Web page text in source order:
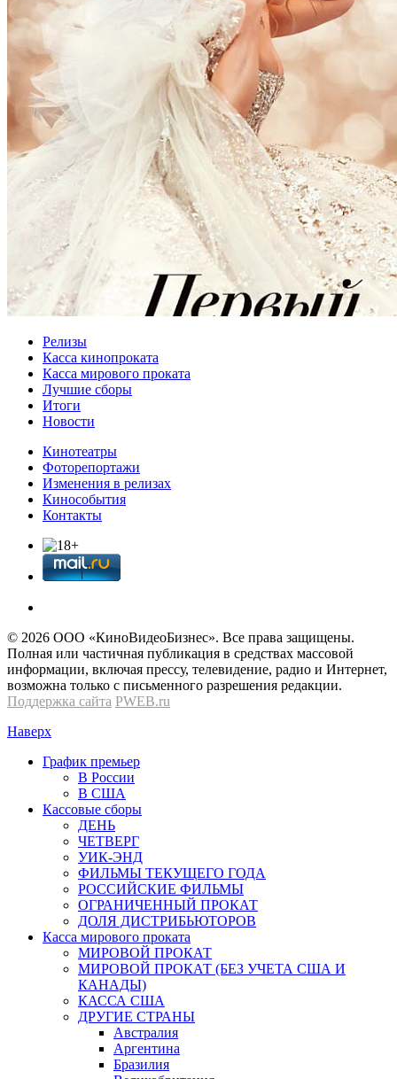
Релизы
Касса кинопроката
Касса мирового проката
Лучшие сборы
Итоги
Новости
Кинотеатры
Фоторепортажи
Изменения в релизах
Кинособытия
Контакты
© 2026 OOО «КиноВидеоБизнес». Все права защищены.
Полная или частичная публикация в средствах массовой
информации, включая прессу, телевидение, радио и Интернет,
возможна только с письменного разрешения редакции.
Поддержка сайта PWEB.ru
Наверх
График премьер
В России
В США
Кассовые сборы
ДЕНЬ
ЧЕТВЕРГ
УИК-ЭНД
ФИЛЬМЫ ТЕКУЩЕГО ГОДА
РОССИЙСКИЕ ФИЛЬМЫ
ОГРАНИЧЕННЫЙ ПРОКАТ
ДОЛЯ ДИСТРИБЬЮТОРОВ
Касса мирового проката
МИРОВОЙ ПРОКАТ
МИРОВОЙ ПРОКАТ (БЕЗ УЧЕТА США И
КАНАДЫ)
КАССА США
ДРУГИЕ СТРАНЫ
Австралия
Аргентина
Бразилия